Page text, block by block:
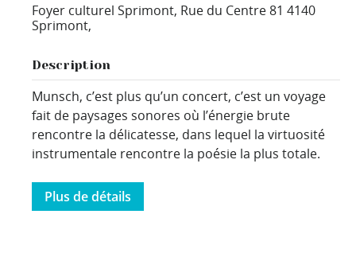
Foyer culturel Sprimont, Rue du Centre 81 4140
Sprimont,
Description
Munsch, c’est plus qu’un concert, c’est un voyage
fait de paysages sonores où l’énergie brute
rencontre la délicatesse, dans lequel la virtuosité
instrumentale rencontre la poésie la plus totale.
Plus de détails